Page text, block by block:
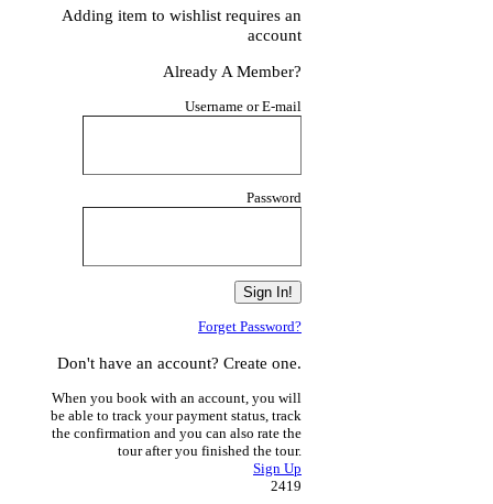
Adding item to wishlist requires an
account
Already A Member?
Username or E-mail
Password
Forget Password?
Don't have an account? Create one.
When you book with an account, you will
be able to track your payment status, track
the confirmation and you can also rate the
tour after you finished the tour.
Sign Up
2419